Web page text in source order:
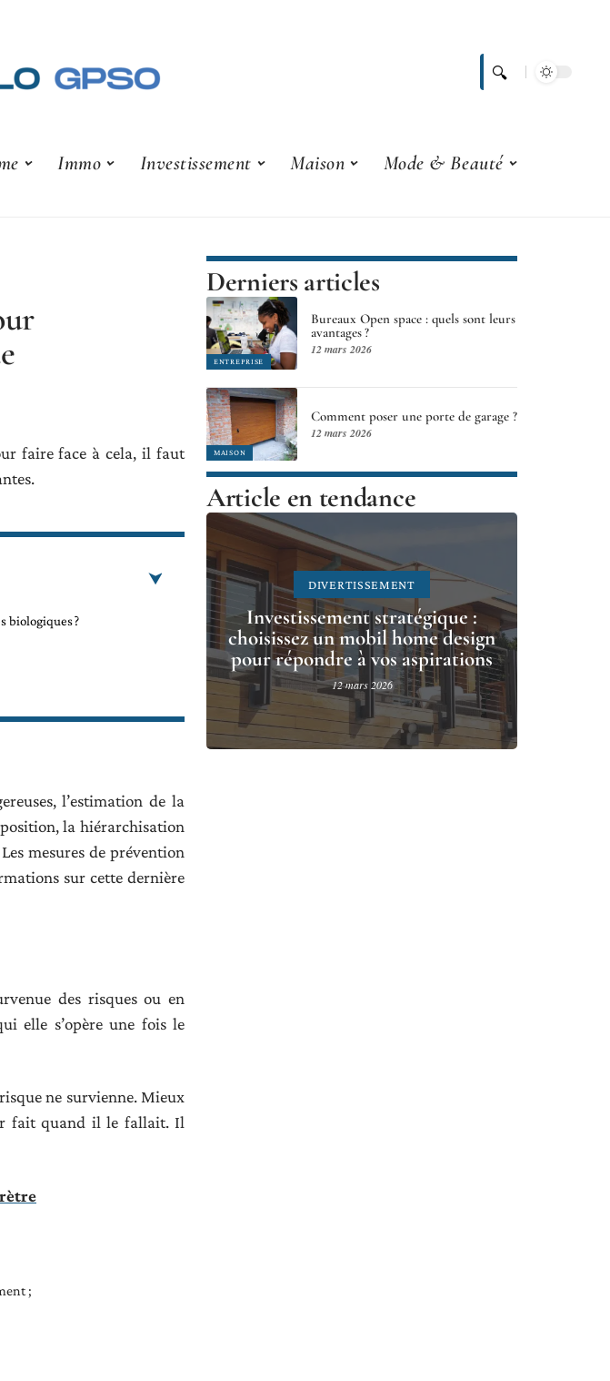
Immo Investissement Maison
Mode & Beauté
faire face à cela, il faut
biologiques ?
l’estimation de la
la hiérarchisation
mesures de prévention
sur cette dernière
des risques ou en
elle s’opère une fois le
ne survienne. Mieux
fait quand il le fallait. Il
;
Derniers articles
ENTREPRISE
Bureaux Open space : quels sont leurs
avantages ?
12 mars 2026
MAISON
Comment poser une porte de garage ?
12 mars 2026
Article en tendance
DIVERTISSEMENT
Investissement stratégique :
choisissez un mobil home design
pour répondre à vos aspirations
12 mars 2026